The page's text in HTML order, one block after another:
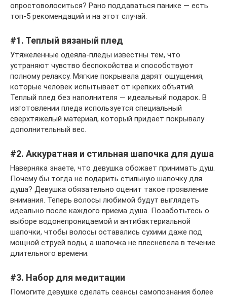
опростоволоситься? Рано поддаваться панике — есть
топ-5 рекомендаций и на этот случай.
#1. Теплый вязаный плед
Утяжеленные одеяла-пледы известны тем, что
устраняют чувство беспокойства и способствуют
полному релаксу. Мягкие покрывала дарят ощущения,
которые человек испытывает от крепких объятий.
Теплый плед без наполнителя — идеальный подарок. В
изготовлении пледа используется специальный
сверхтяжелый материал, который придает покрывалу
дополнительный вес.
#2. Аккуратная и стильная шапочка для душа
Наверняка знаете, что девушка обожает принимать душ.
Почему бы тогда не подарить стильную шапочку для
душа? Девушка обязательно оценит такое проявление
внимания. Теперь волосы любимой будут выглядеть
идеально после каждого приема душа. Позаботьтесь о
выборе водонепроницаемой и антибактериальной
шапочки, чтобы волосы оставались сухими даже под
мощной струей воды, а шапочка не плесневела в течение
длительного времени.
#3. Набор для медитации
Помогите девушке сделать сеансы самопознания более